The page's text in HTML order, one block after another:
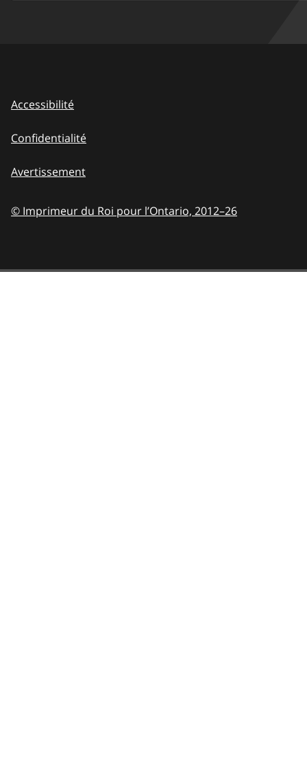
Accessibilité
Confidentialité
Avertissement
© Imprimeur du Roi pour l’Ontario, 2012–26